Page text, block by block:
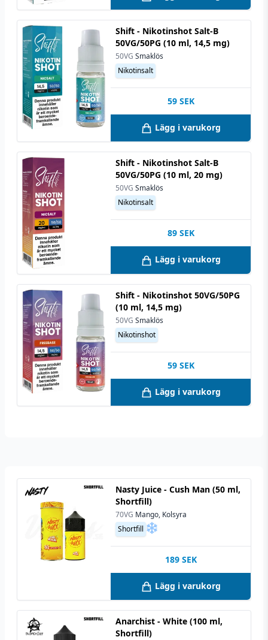
Shift - Nikotinshot Salt-B
50VG/50PG (10 ml, 14,5 mg)
50VG Smaklös
Nikotinsalt
59 SEK
Lägg i varukorg
Shift - Nikotinshot Salt-B
50VG/50PG (10 ml, 20 mg)
50VG Smaklös
Nikotinsalt
89 SEK
Lägg i varukorg
Shift - Nikotinshot 50VG/50PG
(10 ml, 14,5 mg)
50VG Smaklös
Nikotinshot
59 SEK
Lägg i varukorg
Nasty Juice - Cush Man (50 ml,
Shortfill)
70VG Mango, Kolsyra
Shortfill
189 SEK
Lägg i varukorg
Anarchist - White (100 ml,
Shortfill)